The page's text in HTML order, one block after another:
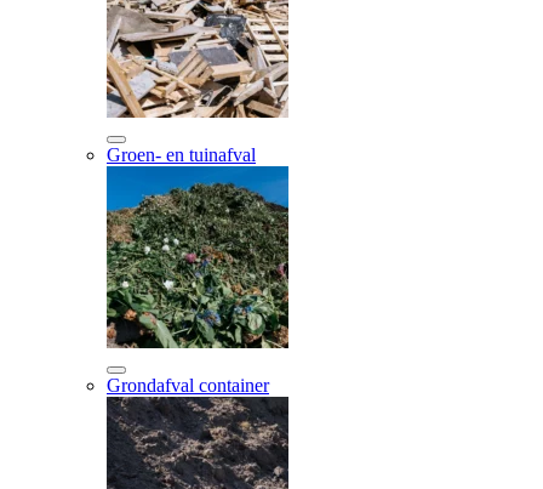
Groen- en tuinafval
Grondafval container